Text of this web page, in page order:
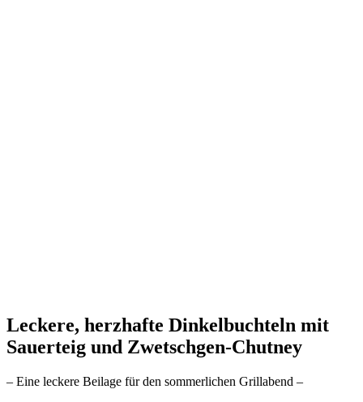
Leckere, herzhafte Dinkelbuchteln mit
Sauerteig und Zwetschgen-Chutney
– Eine leckere Beilage für den sommerlichen Grillabend –